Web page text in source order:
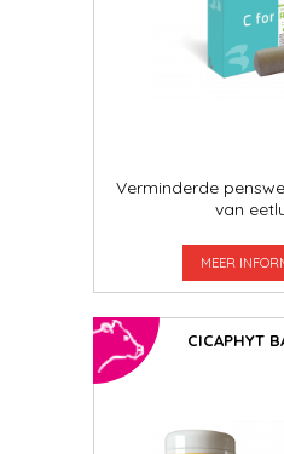
Verminderde
van
MEER
CICAPHYT